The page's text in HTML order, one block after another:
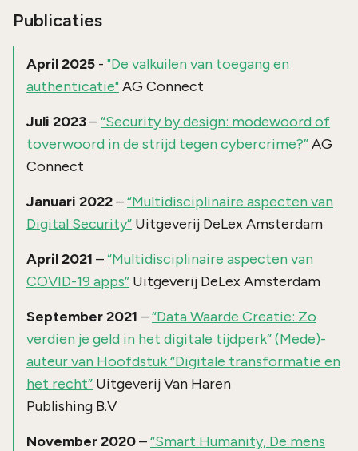
Publicaties
April 2025 - "De valkuilen van toegang en
authenticatie"AG Connect
Juli 2023–“Security by design: modewoord of
toverwoord in de strijd tegen cybercrime?”AG
Connect
Januari 2022–“Multidisciplinaire aspecten van
Digital Security” Uitgeverij DeLex Amsterdam
April 2021 –“Multidisciplinaire aspecten van
COVID-19 apps” Uitgeverij DeLex Amsterdam
September 2021 –“Data Waarde Creatie: Zo
verdien je geld in het digitale tijdperk” (Mede)-
auteur van Hoofdstuk “Digitale transformatie en
het recht” Uitgeverij Van Haren
Publishing B.V
November 2020–“Smart Humanity, De mens